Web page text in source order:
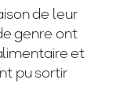
de leur
genre ont
et
pu sortir